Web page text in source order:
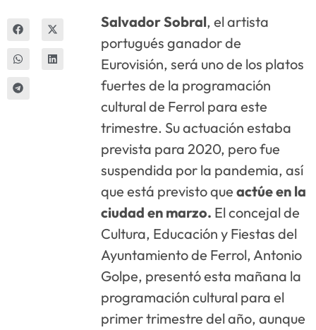
SalvadorSobral, el artista
portugués ganador de
Eurovisión, será uno de los platos
fuertes de la programación
cultural de Ferrol para este
trimestre. Su actuación estaba
prevista para 2020, pero fue
suspendida por la pandemia, así
que está previsto queactúe en la
ciudad en marzo. El concejal de
Cultura, Educación y Fiestas del
Ayuntamiento de Ferrol, Antonio
Golpe, presentó esta mañana la
programación cultural para el
primer trimestre del año, aunque